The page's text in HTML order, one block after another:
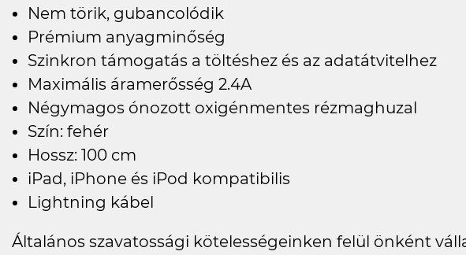
Nem törik, gubancolódik
Prémium anyagminőség
Szinkron támogatás a töltéshez és az adatátvitelhez
Maximális áramerősség 2.4A
Négymagos ónozott oxigénmentes rézmaghuzal
Szín: fehér
Hossz: 100 cm
iPad, iPhone és iPod kompatibilis
Lightning kábel
Általános szavatossági kötelességeinken felül önként